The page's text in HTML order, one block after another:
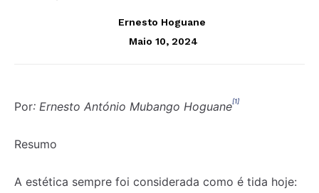
Ernesto Hoguane
Maio 10, 2024
Por: Ernesto António Mubango Hoguane[1]
Resumo
A estética sempre foi considerada como é tida hoje: